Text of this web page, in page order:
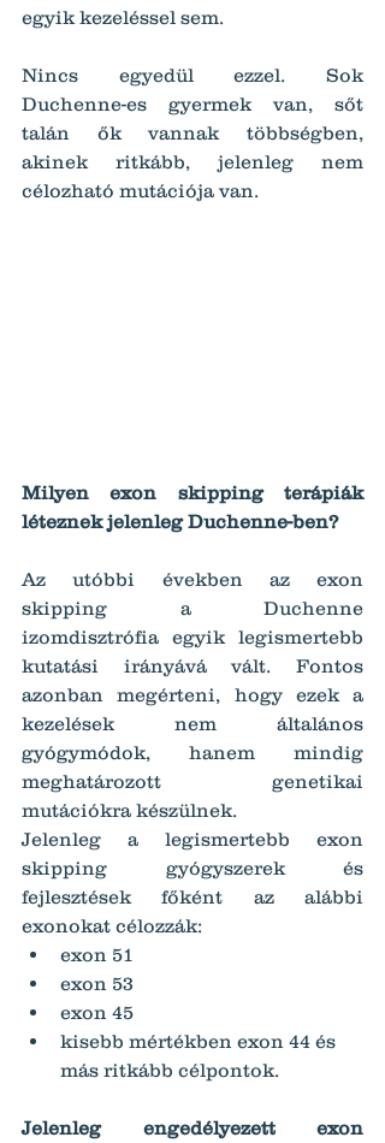
egyik kezeléssel sem.
Nincs egyedül ezzel. Sok
Duchenne-es gyermek van, sőt
talán ők vannak többségben,
akinek ritkább, jelenleg nem
célozható mutációja van.
Milyen exon skipping terápiák
léteznek jelenleg Duchenne-ben?
Az utóbbi években az exon
skipping a Duchenne
izomdisztrófia egyik legismertebb
kutatási irányává vált. Fontos
azonban megérteni, hogy ezek a
kezelések nem általános
gyógymódok, hanem mindig
meghatározott genetikai
mutációkra készülnek.
Jelenleg a legismertebb exon
skipping gyógyszerek és
fejlesztések főként az alábbi
exonokat célozzák:
exon 51
exon 53
exon 45
kisebb mértékben exon 44 és
más ritkább célpontok.
Jelenleg engedélyezett exon